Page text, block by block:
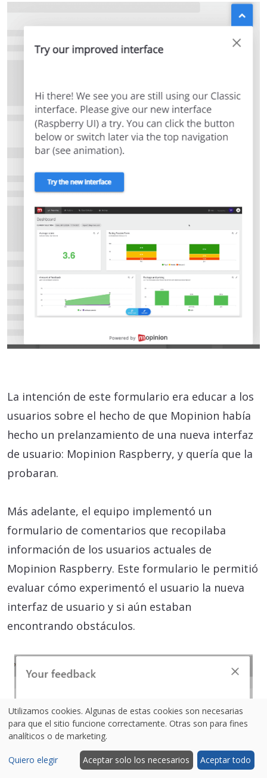
La intención de este formulario era educar a los
usuarios sobre el hecho de que Mopinion había
hecho un prelanzamiento de una nueva interfaz
de usuario: Mopinion Raspberry, y quería que la
probaran.
Más adelante, el equipo implementó un
formulario de comentarios que recopilaba
información de los usuarios actuales de
Mopinion Raspberry. Este formulario le permitió
evaluar cómo experimentó el usuario la nueva
interfaz de usuario y si aún estaban
encontrando obstáculos.
Utilizamos cookies. Algunas de estas cookies son necesarias
para que el sitio funcione correctamente. Otras son para fines
analíticos o de marketing.
Quiero elegir Aceptar solo los necesarios Aceptar todo